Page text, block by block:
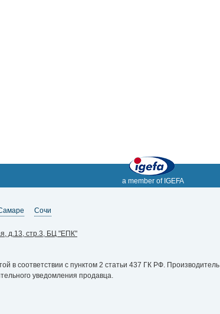
a member of IGEFA
Сочи
д.13, стр.3, БЦ "ЕПК"
в соответствии с пунктом 2 статьи 437 ГК РФ. Производитель
уведомления продавца.